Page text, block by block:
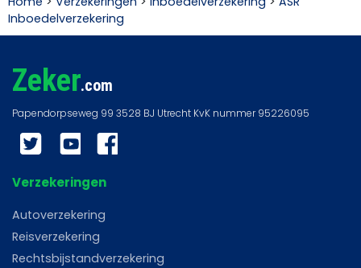
Inboedelverzekering
Zeker.com
Twitter YouTube
Verzekeringen
Autoverzekering
Reisverzekering
Rechtsbijstandverzekering